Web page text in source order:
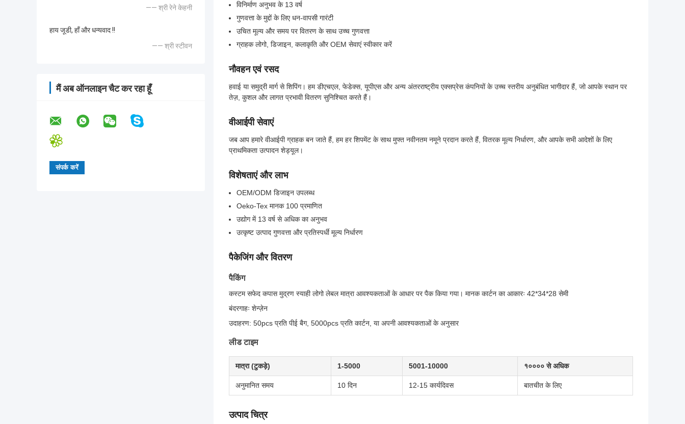
—— श्री रेने केहनी
हाय जूडी, हाँ और धन्यवाद !!
—— श्री स्टीवन
मैं अब ऑनलाइन चैट कर रहा हूँ
विनिर्माण अनुभव के 13 वर्ष
गुणवत्ता के मुद्दों के लिए धन-वापसी गारंटी
उचित मूल्य और समय पर वितरण के साथ उच्च गुणवत्ता
ग्राहक लोगो, डिजाइन, कलाकृति और OEM सेवाएं स्वीकार करें
नौवहन एवं रसद
हवाई या समुद्री मार्ग से शिपिंग। हम डीएचएल, फेडेक्स, यूपीएस और अन्य अंतरराष्ट्रीय एक्सप्रेस कंपनियों के उच्च स्तरीय अनुबंधित भागीदार हैं, जो आपके स्थान पर
तेज़, कुशल और लागत प्रभावी वितरण सुनिश्चित करते हैं।
वीआईपी सेवाएं
जब आप हमारे वीआईपी ग्राहक बन जाते हैं, हम हर शिपमेंट के साथ मुफ्त नवीनतम नमूने प्रदान करते हैं, वितरक मूल्य निर्धारण, और आपके सभी आदेशों के लिए
प्राथमिकता उत्पादन शेड्यूल।
विशेषताएं और लाभ
OEM/ODM डिजाइन उपलब्ध
Oeko-Tex मानक 100 प्रमाणित
उद्योग में 13 वर्ष से अधिक का अनुभव
उत्कृष्ट उत्पाद गुणवत्ता और प्रतिस्पर्धी मूल्य निर्धारण
पैकेजिंग और वितरण
पैकिंग
कस्टम सफेद कपास मुद्रण स्याही लोगो लेबल मात्रा आवश्यकताओं के आधार पर पैक किया गया। मानक कार्टन का आकारः 42*34*28 सेमी
बंदरगाहः शेन्ज़ेन
उदाहरण: 50pcs प्रति पीई बैग, 5000pcs प्रति कार्टन, या अपनी आवश्यकताओं के अनुसार
लीड टाइम
मात्रा (टुकड़े) 1-5000 5001-10000 १०००० से अधिक
अनुमानित समय 10 दिन 12-15 कार्यदिवस बातचीत के लिए
उत्पाद चित्र